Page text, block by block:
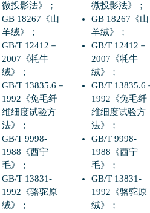
微投影法》；
GB 18267《山
羊绒》；
GB/T 12412－
2007《牦牛
绒》；
GB/T 13835.6－
1992《兔毛纤
维细度试验方
法》；
GB/T 9998-
1988《西宁
毛》；
GB/T 13831-
1992《骆驼原
绒》；
微投影法》；
GB 18267《山
羊绒》；
GB/T 12412－
2007《牦牛
绒》；
GB/T 13835.6
1992《兔毛纤
维细度试验方
法》；
GB/T 9998-
1988《西宁
毛》；
GB/T 13831-
1992《骆驼原
绒》；